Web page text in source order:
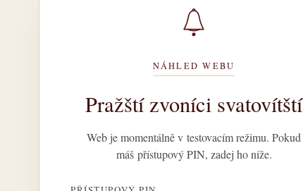
NÁHLED WEBU
Pražští zvoníci svatovítští
Web je momentálně v testovacím režimu. Pokud
máš přístupový PIN, zadej ho níže.